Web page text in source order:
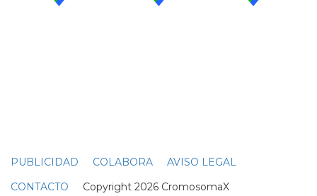
PUBLICIDAD COLABORA
AVISO LEGAL
CONTACTO Copyright 2026 CromosomaX